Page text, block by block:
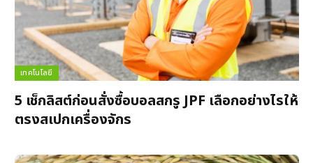
เทคโนโลยี
5 เช็กลิสต์ก่อนสั่งซื้อบอลสกรู JPF เลือกอย่างไรให้
ตรงสเปกเครื่องจักร